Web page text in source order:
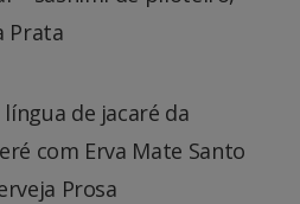
Prata
de jacaré da
com Erva Mate Santo
Prosa